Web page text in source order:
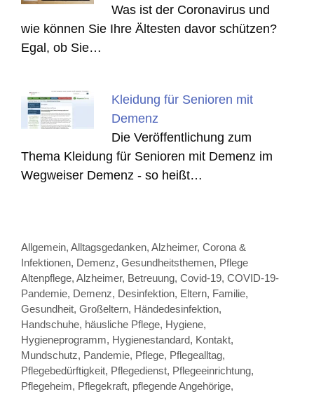
Was ist der Coronavirus und
wie können Sie Ihre Ältesten davor schützen?
Egal, ob Sie…
Kleidung für Senioren mit
Demenz
Die Veröffentlichung zum
Thema Kleidung für Senioren mit Demenz im
Wegweiser Demenz - so heißt…
Kategorien
Allgemein, Alltagsgedanken, Alzheimer, Corona &
Infektionen, Demenz, Gesundheitsthemen, Pflege
Schlagwörter
Altenpflege, Alzheimer, Betreuung, Covid-19, COVID-19-
Pandemie, Demenz, Desinfektion, Eltern, Familie,
Gesundheit, Großeltern, Händedesinfektion,
Handschuhe, häusliche Pflege, Hygiene,
Hygieneprogramm, Hygienestandard, Kontakt,
Mundschutz, Pandemie, Pflege, Pflegealltag,
Pflegebedürftigkeit, Pflegedienst, Pflegeeinrichtung,
Pflegeheim, Pflegekraft, pflegende Angehörige,